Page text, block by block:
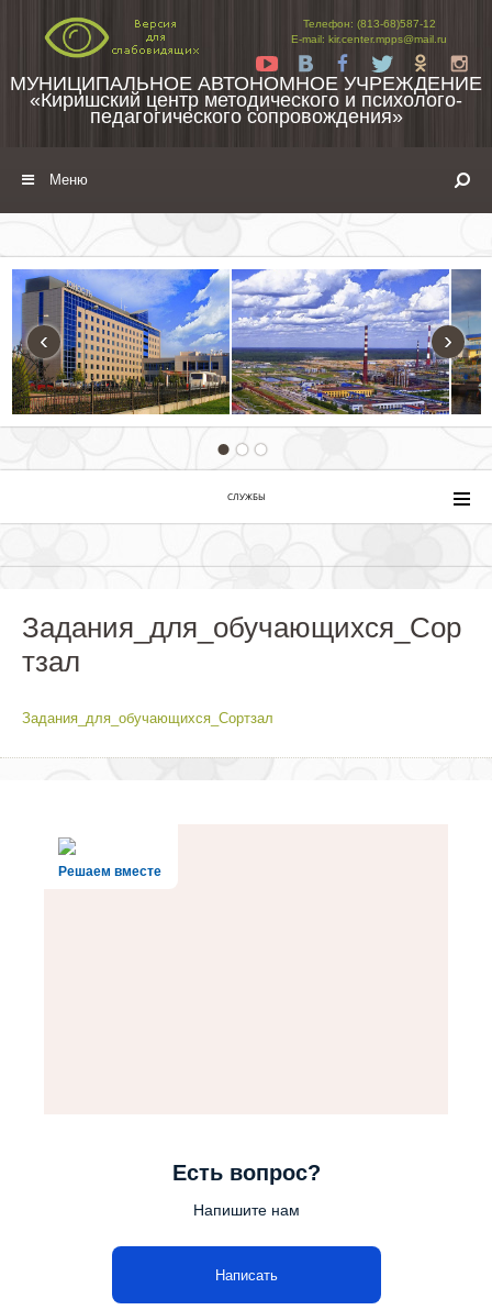
Телефон: (813-68)587-12
E-mail: kir.center.mpps@mail.ru
Yt
Tw
МУНИЦИПАЛЬНОЕ АВТОНОМНОЕ УЧРЕЖДЕНИЕ
«Киришский центр методического и психолого-
педагогического сопровождения»
Меню
‹ ›
СЛУЖБЫ
Задания_для_обучающихся_Сор
тзал
Задания_для_обучающихся_Сортзал
Решаем вместе
Есть вопрос?
Напишите нам
Написать